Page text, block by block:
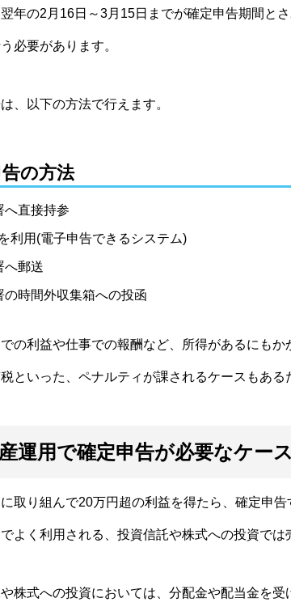
年の2月16日～3月15日までが確定申告期間と
必要があります。
、以下の方法で行えます。
の方法
へ直接持参
利用(電子申告できるシステム)
へ郵送
の時間外収集箱への投函
の利益や仕事での報酬など、所得があるにも
といった、ペナルティが課されるケースもある
運用で確定申告が必要なケース
取り組んで20万円超の利益を得たら、確定申告
よく利用される、投資信託や株式への投資では
株式への投資においては、分配金や配当金を